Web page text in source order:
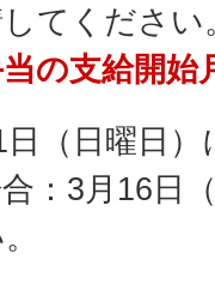
てください
の支給開始
日（日曜日
：3月16日